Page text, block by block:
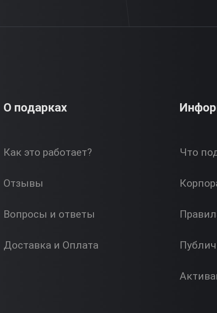
О подарках
Как это работает?
Отзывы
Вопросы и ответы
Доставка и Оплата
Что